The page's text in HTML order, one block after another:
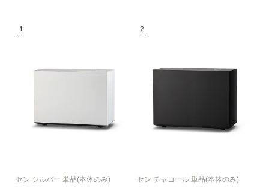
セン シルバー 単品(本体のみ) セン チャコール 単品(本体のみ)